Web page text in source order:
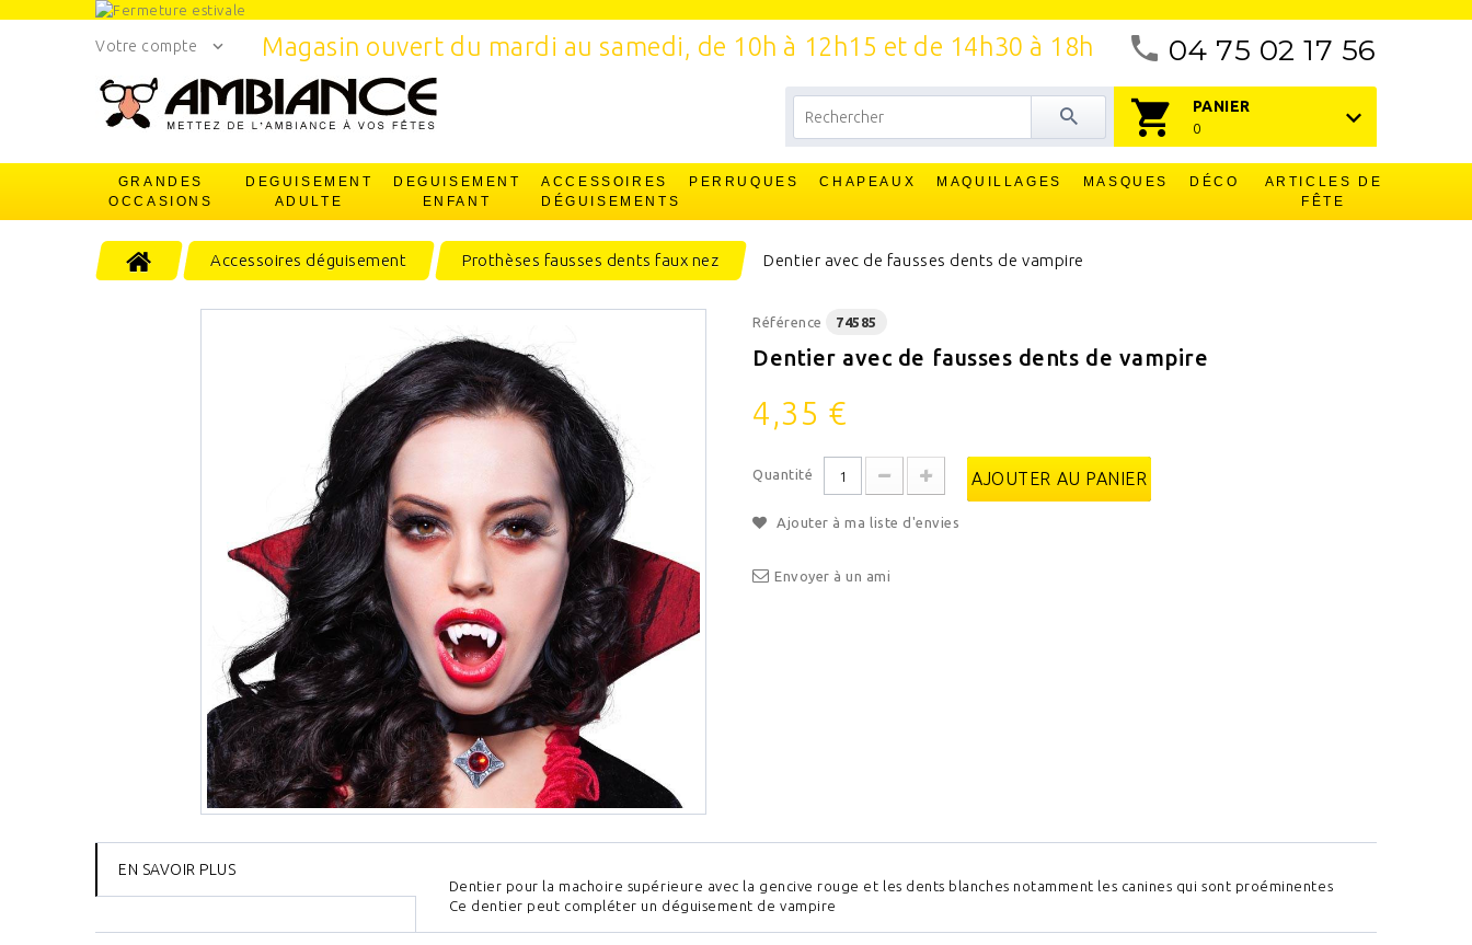
04 75 02 17 56
Votre compte Magasin ouvert du mardi au samedi, de 10h à 12h15 et de 14h30 à 18h
PANIER
0
GRANDES
OCCASIONS
DEGUISEMENT
ADULTE
DEGUISEMENT
ENFANT
ACCESSOIRES
DÉGUISEMENTS
PERRUQUES CHAPEAUX MAQUILLAGES MASQUES DÉCO
ARTICLES DE
FÊTE
Accessoires déguisement Prothèses fausses dents faux nez Dentier avec de fausses dents de vampire
Référence 74585
Dentier avec de fausses dents de vampire
4,35 €
Quantité AJOUTER AU PANIER
Ajouter à ma liste d'envies
Envoyer à un ami
EN SAVOIR PLUS
Dentier pour la machoire supérieure avec la gencive rouge et les dents blanches notamment les canines qui sont proéminentes
Ce dentier peut compléter un déguisement de vampire